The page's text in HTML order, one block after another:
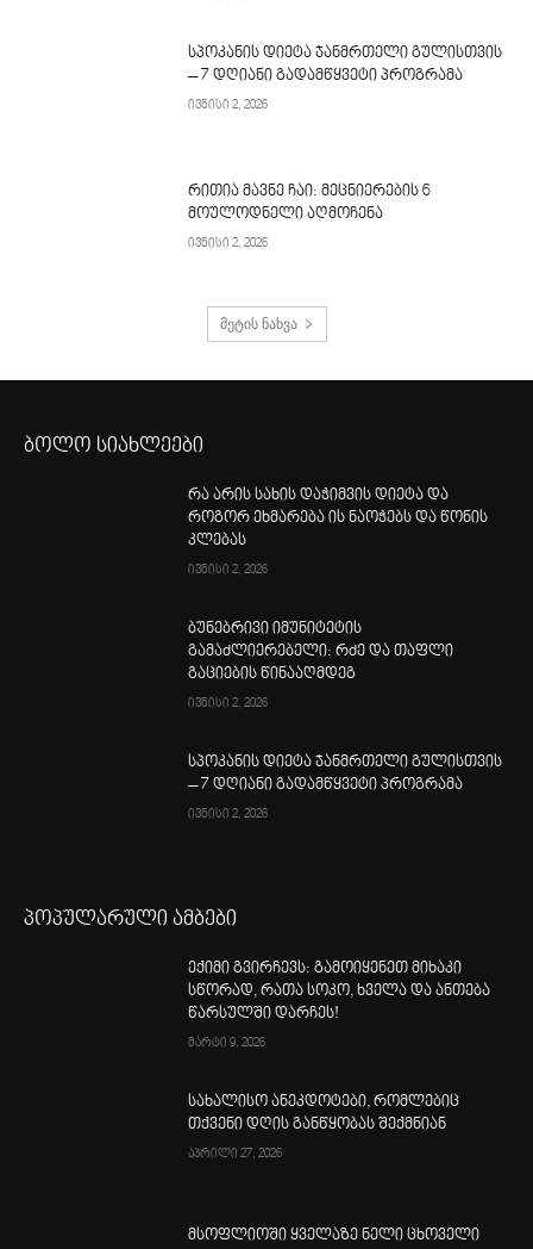
სპოკანის დიეტა ჯანმრთელი გულისთვის
– 7 დღიანი გადამწყვეტი პროგრამა
ივნისი 2, 2026
რითია მავნე ჩაი: მეცნიერების 6
მოულოდნელი აღმოჩენა
ივნისი 2, 2026
მეტის ნახვა
ბოლო სიახლეები
რა არის სახის დაჭიმვის დიეტა და
როგორ ეხმარება ის ნაოჭებს და წონის
კლებას
ივნისი 2, 2026
ბუნებრივი იმუნიტეტის
გამაძლიერებელი: რძე და თაფლი
გაციების წინააღმდეგ
ივნისი 2, 2026
სპოკანის დიეტა ჯანმრთელი გულისთვის
– 7 დღიანი გადამწყვეტი პროგრამა
ივნისი 2, 2026
პოპულარული ამბები
ექიმი გვირჩევს: გამოიყენეთ მიხაკი
სწორად, რათა სოკო, ხველა და ანთება
წარსულში დარჩეს!
მარტი 9, 2026
სახალისო ანეკდოტები, რომლებიც
თქვენი დღის განწყობას შექმნიან
აპრილი 27, 2026
მსოფლიოში ყველაზე ნელი ცხოველი